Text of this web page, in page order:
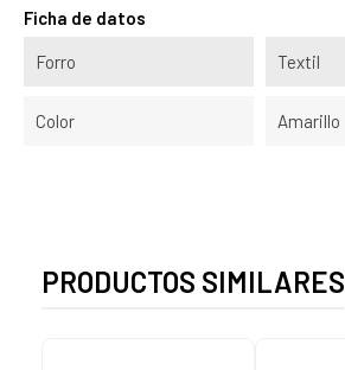
Ficha de datos
Forro Textil
Color Amarillo
PRODUCTOS SIMILARES